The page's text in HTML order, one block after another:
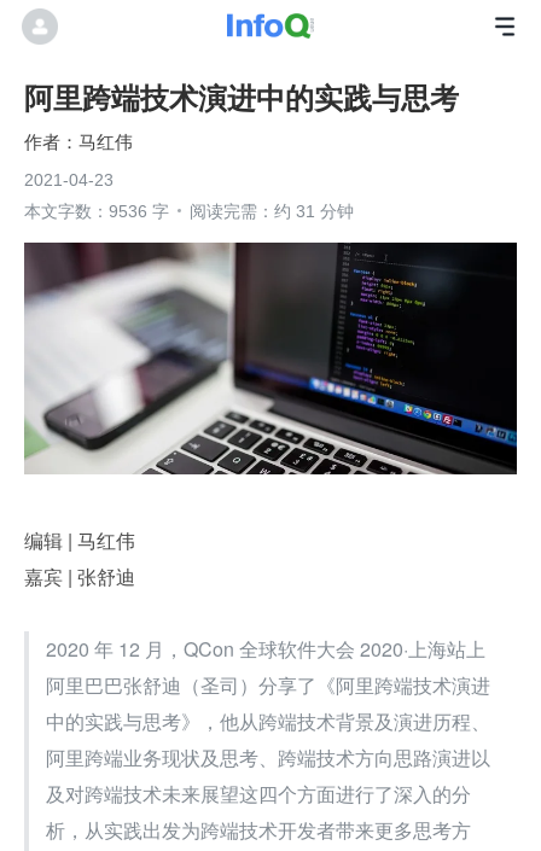
阿里跨端技术演进中的实践与思考
马红伟
2021-04-23
本文字数：9536 字
阅读完需：约 31 分钟
编辑 | 马红伟
嘉宾 | 张舒迪
2020 年 12 月，QCon 全球软件大会 2020·上海站上
阿里巴巴张舒迪（圣司）分享了《阿里跨端技术演进
中的实践与思考》，他从跨端技术背景及演进历程、
阿里跨端业务现状及思考、跨端技术方向思路演进以
及对跨端技术未来展望这四个方面进行了深入的分
析，从实践出发为跨端技术开发者带来更多思考方